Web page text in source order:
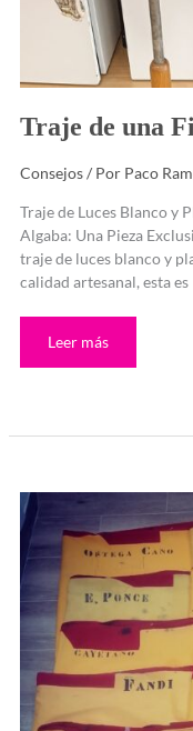
Traje de una
Consejos/ Por Paco
Traje de Luces Blanco y
Algaba: Una Pieza
traje de luces blanco y
calidad artesanal, esta es
Leer más
32
muletas
de
torero
de
coleccionista